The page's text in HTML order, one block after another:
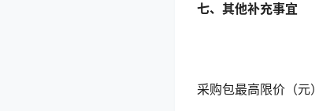
七、其他补充事宜
采购包最高限价（元